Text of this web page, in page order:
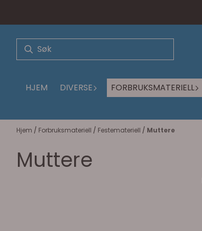
HJEM DIVERSE FORBRUKSMATERIELL
Hjem / Forbruksmateriell / Festemateriell / Muttere
Muttere